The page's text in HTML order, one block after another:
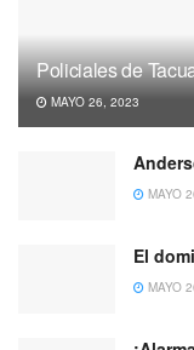
Policiales de
MAYO 26, 2023
MAYO
El
MAYO